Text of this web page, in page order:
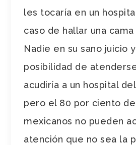
les tocaría en un
caso de hallar una
Nadie en su sano juicio
posibilidad de
acudiría a un hospital
pero el 80 por ciento
mexicanos no pueden
atención que no sea la